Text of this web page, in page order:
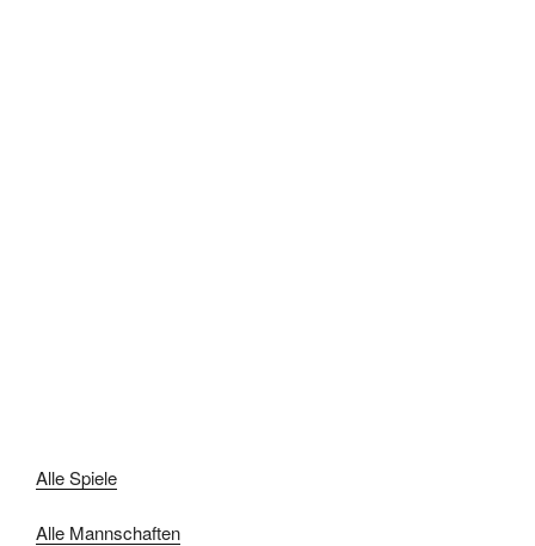
Alle Spiele
Alle Mannschaften